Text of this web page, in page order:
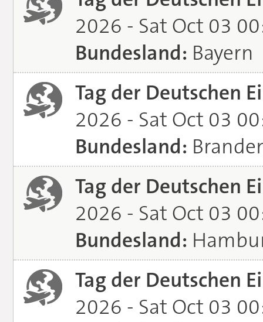
2026 - Sat Oct 03
Bundesland: Bayern
Tag der Deutschen
2026 - Sat Oct 03
Bundesland:
Tag der Deutschen
2026 - Sat Oct 03
Bundesland:
Tag der Deutschen
2026 - Sat Oct 03